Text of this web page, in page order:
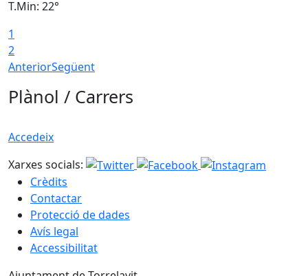
T.Min: 22°
1
2
AnteriorSegüent
Plànol / Carrers
Accedeix
Xarxes socials:
Crèdits
Contactar
Protecció de dades
Avís legal
Accessibilitat